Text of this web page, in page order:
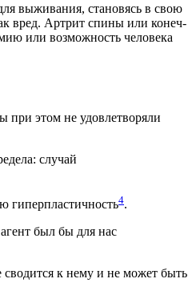
выжи­ва­ния, ста­но­вясь в свою
вред. Арт­рит спи­ны или конеч­
или воз­мож­ность чело­ве­ка
при этом не удо­вле­тво­ря­ли
слу­чай
гипер­пла­стич­ность4.
был бы для нас
сво­дит­ся к нему и не может быть